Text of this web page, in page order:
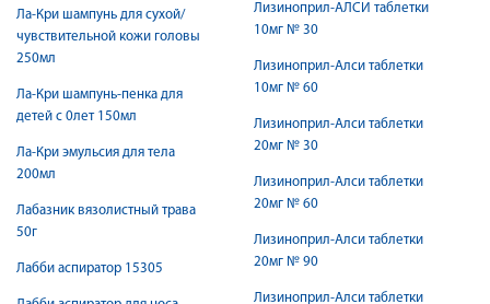
Ла-Кри шампунь для сухой/
чувствительной кожи головы
250мл
Ла-Кри шампунь-пенка для
детей с 0лет 150мл
Ла-Кри эмульсия для тела
200мл
Лабазник вязолистный трава
50г
Лабби аспиратор 15305
Лизиноприл-АЛСИ таблетки
10мг № 30
Лизиноприл-Алси таблетки
10мг № 60
Лизиноприл-Алси таблетки
20мг № 30
Лизиноприл-Алси таблетки
20мг № 60
Лизиноприл-Алси таблетки
20мг № 90
Лизиноприл-Алси таблетки